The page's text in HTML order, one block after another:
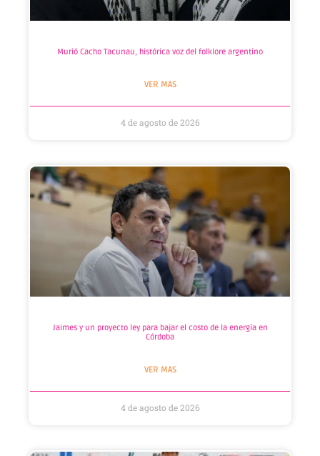
Murió Cacho Tacunau, histórica voz del folklore argentino
VER MAS
4 de agosto de 2026
Jaimes y un proyecto ley para bajar el costo de la energía en
Córdoba
VER MAS
4 de agosto de 2026